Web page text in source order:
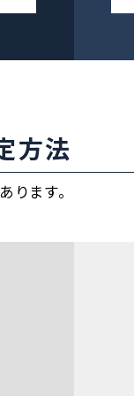
方法
ます。